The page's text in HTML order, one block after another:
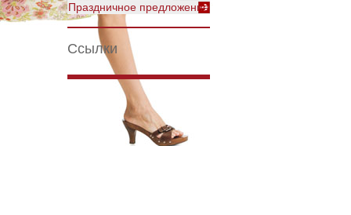
Праздничное предложение
Ссылки